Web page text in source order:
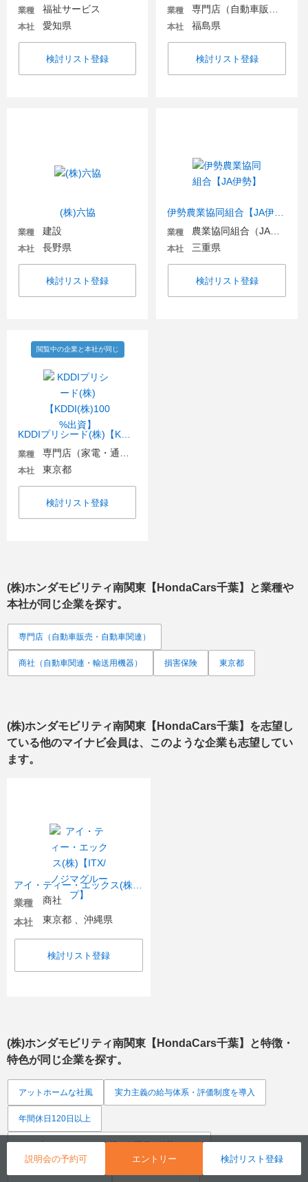
説明会の予約可 エントリー 検討リスト登録
業種 福祉サービス
本社 愛知県
検討リスト登録
業種
本社 福島県
検討リスト登録
(株)六協
業種 建設
本社 長野県
検討リスト登録
業種
本社 三重県
検討リスト登録
閲覧中の企業と本社が同じ
業種
本社 東京都
検討リスト登録
(株)ホンダモビリティ南関東【HondaCars千葉】
と業種や
本社が同じ企業を探す。
専門店（自動車販売・自動車関連）
商社（自動車関連・輸送用機器） 損害保険 東京都
(株)ホンダモビリティ南関東【HondaCars千葉】 を志望し
ている他のマイナビ会員は、このような企業も志望してい
ます。
業種
商社
本社
東京都 、沖縄県
検討リスト登録
(株)ホンダモビリティ南関東【HondaCars千葉】
と特徴・
特色が同じ企業を探す。
アットホームな社風 実力主義の給与体系・評価制度を導入
年間休日120日以上
ジョブローテーションで様々な職種を体験できる